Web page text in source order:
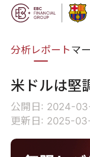
分析レポート マ
米ドルは堅
公開日: 2024-
更新日: 2025-